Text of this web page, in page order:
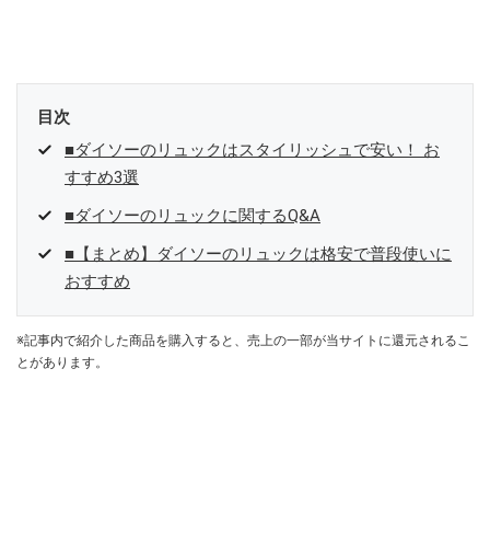
目次
■ダイソーのリュックはスタイリッシュで安い！ お
すすめ3選
■ダイソーのリュックに関するQ&A
■【まとめ】ダイソーのリュックは格安で普段使いに
おすすめ
※記事内で紹介した商品を購入すると、売上の一部が当サイトに還元されるこ
とがあります。